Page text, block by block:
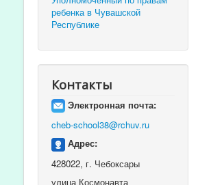
ребенка в Чувашской
Республике
Контакты
Электронная почта:
cheb-school38@rchuv.ru
Адрес:
428022, г. Чебоксары
улица Космонавта